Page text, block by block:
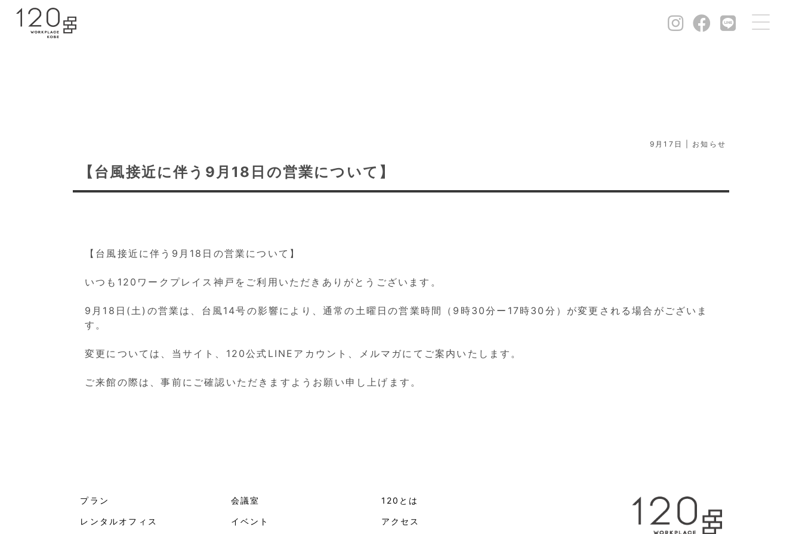
9月17日 お知らせ
【台風接近に伴う9月18日の営業について】
【台風接近に伴う9月18日の営業について】
いつも120ワークプレイス神戸をご利用いただきありがとうございます。
9月18日(土)の営業は、台風14号の影響により、通常の土曜日の営業時間（9時30分ー17時30分）が変更される場合がございま
す。
変更については、当サイト、120公式LINEアカウント、メルマガにてご案内いたします。
ご来館の際は、事前にご確認いただきますようお願い申し上げます。
プラン 会議室 120とは
レンタルオフィス イベント アクセス